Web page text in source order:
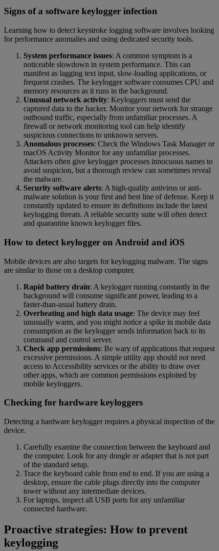
Signs of a software keylogger infection
Learning how to detect keystroke logging software involves looking
for performance anomalies and using dedicated security tools.
System performance issues: A common symptom is a
noticeable slowdown in system performance. This can
manifest as lagging text input, slow-loading applications, or
frequent crashes. The keylogger software consumes CPU and
memory resources as it runs in the background.
Unusual network activity: Keyloggers must send the
captured data to the hacker. Monitor your network for strange
outbound traffic, especially from unfamiliar processes. A
firewall or network monitoring tool can help identify
suspicious connections to unknown servers.
Anomalous processes: Check the Windows Task Manager or
macOS Activity Monitor for any unfamiliar processes.
Attackers often give keylogger processes innocuous names to
avoid suspicion, but a thorough review can sometimes reveal
the malware.
Security software alerts: A high-quality antivirus or anti-
malware solution is your first and best line of defense. Keep it
constantly updated to ensure its definitions include the latest
keylogging threats. A reliable security suite will often detect
and quarantine known keylogger files.
How to detect keylogger on Android and iOS
Mobile devices are also targets for keylogging malware. The signs
are similar to those on a desktop computer.
Rapid battery drain: A keylogger running constantly in the
background will consume significant power, leading to a
faster-than-usual battery drain.
Overheating and high data usage: The device may feel
unusually warm, and you might notice a spike in mobile data
consumption as the keylogger sends information back to its
command and control server.
Check app permissions: Be wary of applications that request
excessive permissions. A simple utility app should not need
access to Accessibility services or the ability to draw over
other apps, which are common permissions exploited by
mobile keyloggers.
Checking for hardware keyloggers
Detecting a hardware keylogger requires a physical inspection of the
device.
Carefully examine the connection between the keyboard and
the computer. Look for any dongle or adapter that is not part
of the standard setup.
Trace the keyboard cable from end to end. If you are using a
desktop, ensure the cable plugs directly into the computer
tower without any intermediate devices.
For laptops, inspect all USB ports for any unfamiliar
connected hardware.
Proactive strategies: How to prevent
keylogging